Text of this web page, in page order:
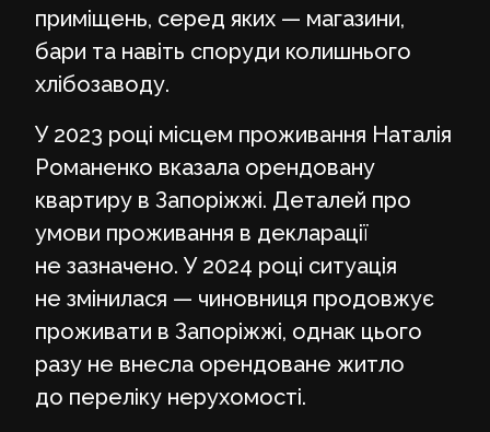
приміщень, серед яких — магазини,
бари та навіть споруди колишнього
хлібозаводу.
У 2023 році місцем проживання Наталія
Романенко вказала орендовану
квартиру в Запоріжжі. Деталей про
умови проживання в декларації
не зазначено. У 2024 році ситуація
не змінилася — чиновниця продовжує
проживати в Запоріжжі, однак цього
разу не внесла орендоване житло
до переліку нерухомості.